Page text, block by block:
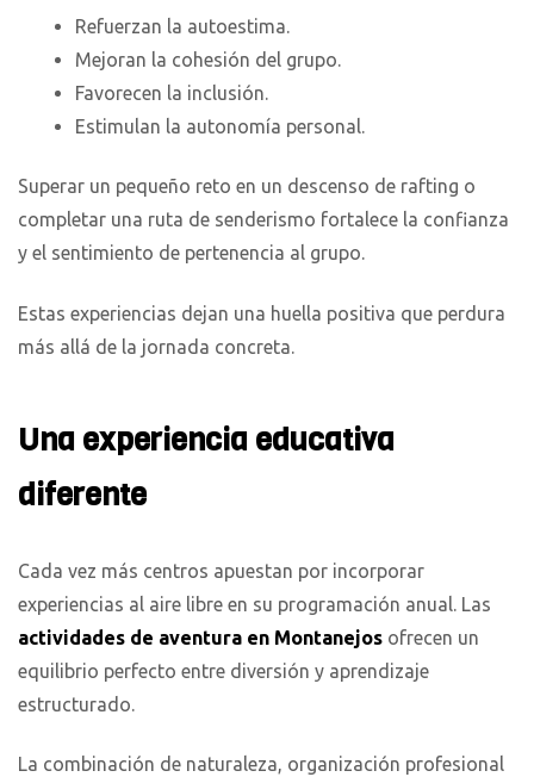
Refuerzan la autoestima.
Mejoran la cohesión del grupo.
Favorecen la inclusión.
Estimulan la autonomía personal.
Superar un pequeño reto en un descenso de rafting o
completar una ruta de senderismo fortalece la confianza
y el sentimiento de pertenencia al grupo.
Estas experiencias dejan una huella positiva que perdura
más allá de la jornada concreta.
Una experiencia educativa
diferente
Cada vez más centros apuestan por incorporar
experiencias al aire libre en su programación anual. Las
actividades de aventura en Montanejos ofrecen un
equilibrio perfecto entre diversión y aprendizaje
estructurado.
La combinación de naturaleza, organización profesional